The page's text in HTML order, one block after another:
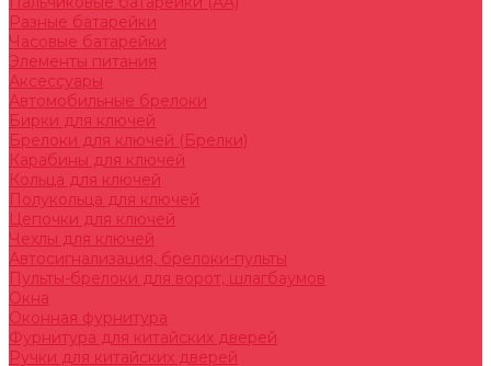
Разные батарейки
Часовые батарейки
Элементы питания
Аксессуары
Автомобильные брелоки
Бирки для ключей
Брелоки для ключей (Брелки)
Карабины для ключей
Кольца для ключей
Полукольца для ключей
Цепочки для ключей
Чехлы для ключей
Автосигнализация, брелоки-пульты
Пульты-брелоки для ворот, шлагбаумов
Окна
Оконная фурнитура
Фурнитура для китайских дверей
Ручки для китайских дверей